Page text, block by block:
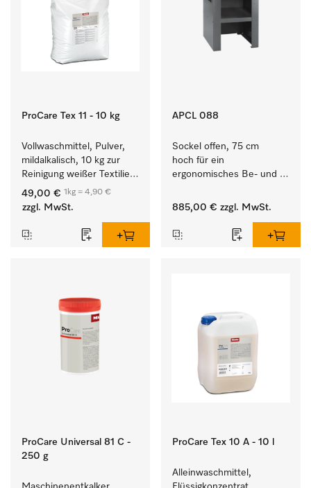
ProCare Tex 11 - 10 kg
Vollwaschmittel, Pulver,
mildalkalisch, 10 kg zur
Reinigung weißer Textilien
und farbechter
Buntwäsche.
49,00 € 1kg = 4,90 €
zzgl. MwSt.
APCL 088
Sockel offen, 75 cm
hoch für ein
ergonomisches Be- und
Waschmaschine und
885,00 € zzgl. MwSt.
ProCare Universal 81 C -
250 g
ProCare Tex 10 A - 10 l
Alleinwaschmittel,